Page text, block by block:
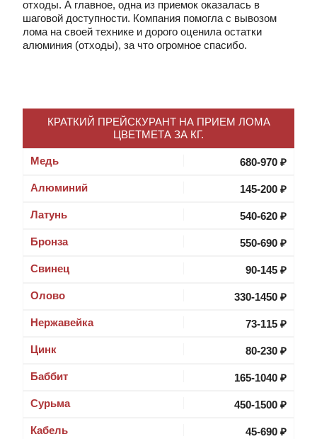
отходы. А главное, одна из приемок оказалась в
шаговой доступности. Компания помогла с вывозом
лома на своей технике и дорого оценила остатки
алюминия (отходы), за что огромное спасибо.
КРАТКИЙ ПРЕЙСКУРАНТ НА ПРИЕМ ЛОМА
ЦВЕТМЕТА ЗА КГ.
Медь 680-970 ₽
Алюминий 145-200 ₽
Латунь 540-620 ₽
Бронза 550-690 ₽
Свинец 90-145 ₽
Олово 330-1450 ₽
Нержавейка 73-115 ₽
Цинк 80-230 ₽
Баббит 165-1040 ₽
Cурьма 450-1500 ₽
Кабель 45-690 ₽